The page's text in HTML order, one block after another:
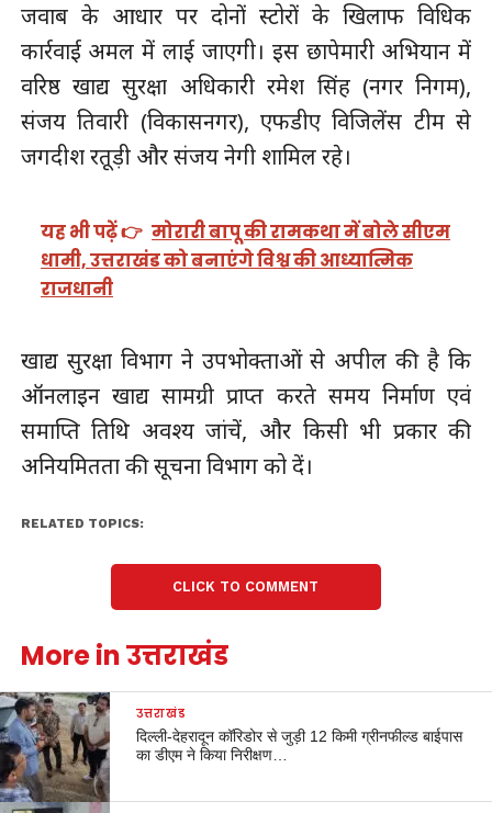
जवाब के आधार पर दोनों स्टोरों के खिलाफ विधिक
कार्रवाई अमल में लाई जाएगी। इस छापेमारी अभियान में
वरिष्ठ खाद्य सुरक्षा अधिकारी रमेश सिंह (नगर निगम),
संजय तिवारी (विकासनगर), एफडीए विजिलेंस टीम से
जगदीश रतूड़ी और संजय नेगी शामिल रहे।
यह भी पढ़ें 👉 मोरारी बापू की रामकथा में बोले सीएम
धामी, उत्तराखंड को बनाएंगे विश्व की आध्यात्मिक
राजधानी
खाद्य सुरक्षा विभाग ने उपभोक्ताओं से अपील की है कि
ऑनलाइन खाद्य सामग्री प्राप्त करते समय निर्माण एवं
समाप्ति तिथि अवश्य जांचें, और किसी भी प्रकार की
अनियमितता की सूचना विभाग को दें।
RELATED TOPICS:
CLICK TO COMMENT
More in उत्तराखंड
उत्तराखंड
दिल्ली-देहरादून कॉरिडोर से जुड़ी 12 किमी ग्रीनफील्ड बाईपास
का डीएम ने किया निरीक्षण…